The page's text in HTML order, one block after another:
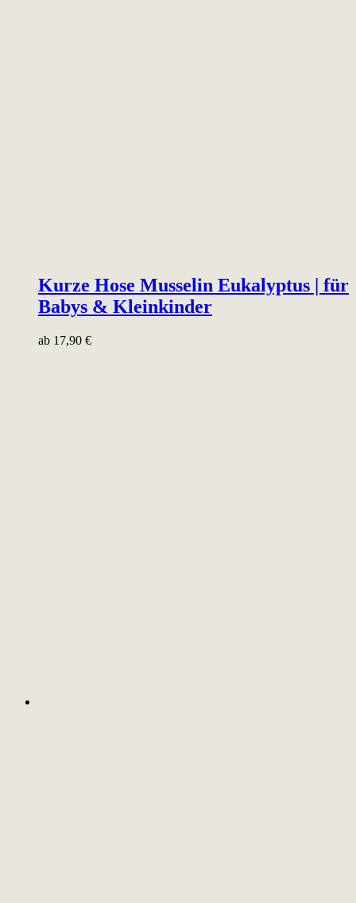
Kurze Hose Musselin Eukalyptus | für
Babys & Kleinkinder
ab 17,90 €